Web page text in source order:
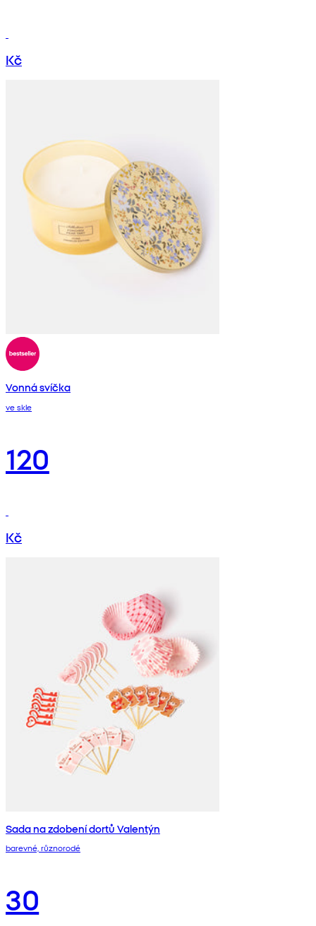
Kč
Vonná svíčka
ve skle
120
Kč
Sada na zdobení dortů Valentýn
barevné, různorodé
30